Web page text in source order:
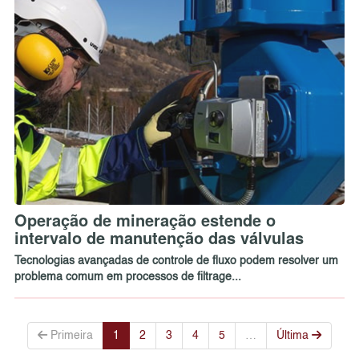
Operação de mineração estende o
intervalo de manutenção das válvulas
Tecnologias avançadas de controle de fluxo podem resolver um
problema comum em processos de filtrage...
Primeira 1 2 3 4 5 Última